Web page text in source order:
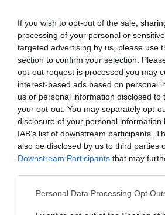
If you wish to opt-out of the sale,
processing of your personal or
targeted advertising by us, please use
section to confirm your selection.
opt-out request is processed you may
interest-based ads based on personal
us or personal information disclosed to
your opt-out. You may separately opt-
disclosure of your personal information
IAB’s list of downstream participants.
also be disclosed by us to third parties
Downstream Participants that may
Personal Data Processing Opt
televisación del canto de los
deportistas, quienes terminan
proyectar el sentir patriótico al